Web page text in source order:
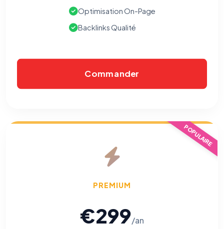
Optimisation On-Page
Backlinks Qualité
Commander
POPULAIRE
PREMIUM
€299/an